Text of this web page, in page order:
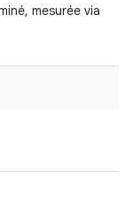
mesurée via